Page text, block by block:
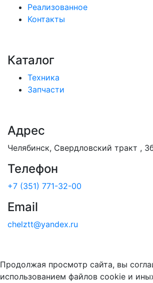
Реализованное
Контакты
Каталог
Техника
Запчасти
Адрес
Челябинск, Свердловский тракт ,
Телефон
+7 (351) 771-32-00
Email
chelztt@yandex.ru
Продолжая просмотр сайта, вы
использованием файлов cookie и